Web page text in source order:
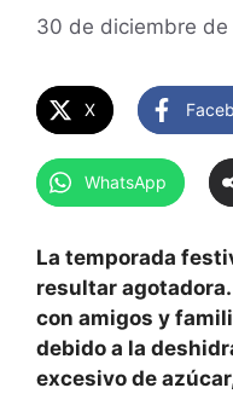
30 de diciembre de
X
WhatsApp
La temporada
resultar
con amigos y
debido a la
excesivo de